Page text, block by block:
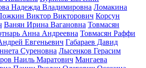
Надежда Владимировна Ломакина
Виктор Викторович Корсун
Ванян Ирина Вагановна Товмасян
Анна Андреевна Товмасян Раффи
Евгеньевич Габараев Давид
Суреновна Лысенков Герасим
Наиль Маратович Мангаева